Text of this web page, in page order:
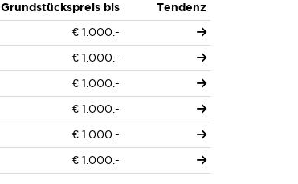
Grundstückspreis bis
Tendenz
€ 1.000.-
€ 1.000.-
€ 1.000.-
€ 1.000.-
€ 1.000.-
€ 1.000.-